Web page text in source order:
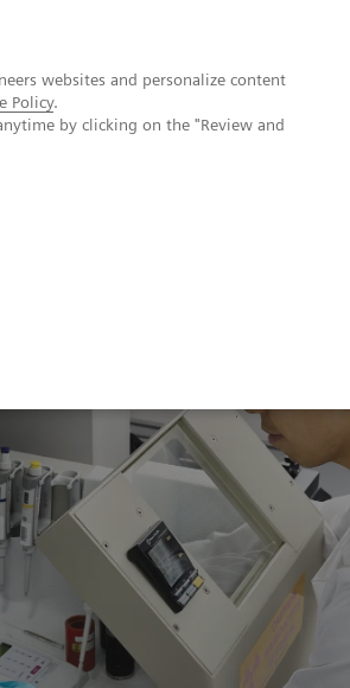
websites and personalize content
Policy.
by clicking on the "Review and